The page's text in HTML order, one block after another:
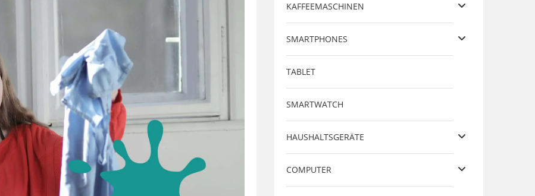
KAFFEEMASCHINEN
SMARTPHONES
TABLET
SMARTWATCH
HAUSHALTSGERÄTE
COMPUTER